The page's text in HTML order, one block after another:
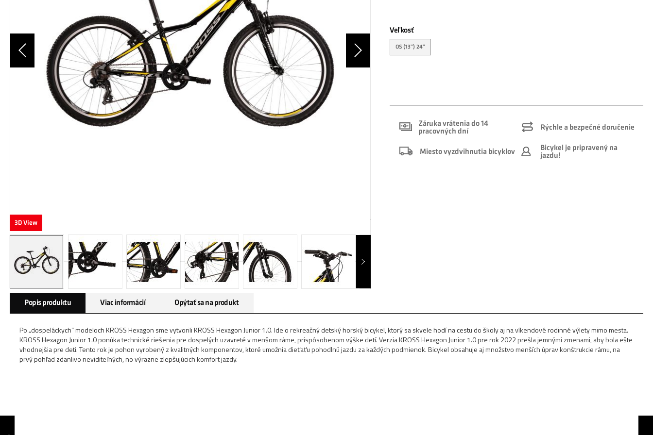
3D View
začiatok
galérie
obrázkov
Veľkosť
OS (13") 24"
Záruka vrátenia do 14
pracovných dní
Rýchle a bezpečné doručenie
Miesto vyzdvihnutia bicyklov
Bicykel je pripravený na
jazdu!
Popis produktu
Po „dospeláckych” modeloch KROSS Hexagon sme vytvorili KROSS Hexagon Junior 1.0. Ide o rekreačný detský horský bicykel, ktorý sa skvele hodí na cestu do školy aj na víkendové rodinné výlety mimo mesta.
KROSS Hexagon Junior 1.0 ponúka technické riešenia pre dospelých uzavreté v menšom ráme, prispôsobenom výške detí. Verzia KROSS Hexagon Junior 1.0 pre rok 2022 prešla jemnými zmenami, aby bola ešte
vhodnejšia pre deti. Tento rok je pohon vyrobený z kvalitných komponentov, ktoré umožnia dieťaťu pohodlnú jazdu za každých podmienok. Bicykel obsahuje aj množstvo menších úprav konštrukcie rámu, na
prvý pohľad zdanlivo neviditeľných, no výrazne zlepšujúcich komfort jazdy.
Viac informácií Opýtať sa na produkt